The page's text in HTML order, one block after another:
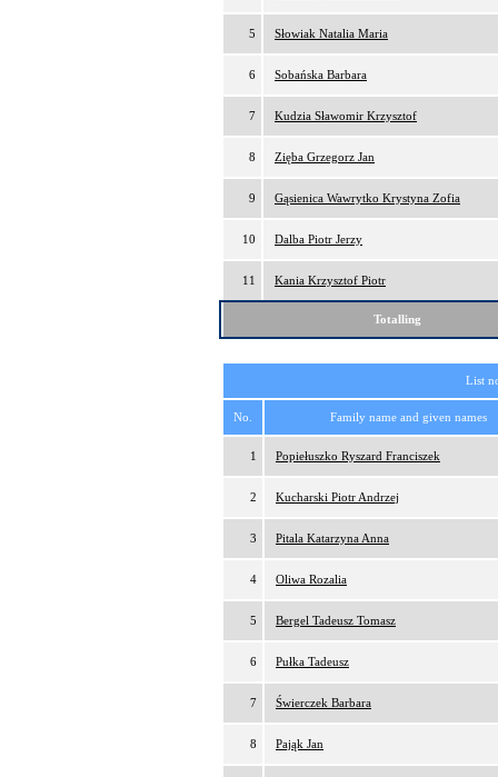
5 Słowiak Natalia Maria
6 Sobańska Barbara
7 Kudzia Sławomir Krzysztof
8 Zięba Grzegorz Jan
9 Gąsienica Wawrytko Krystyna Zofia
10 Dalba Piotr Jerzy
11 Kania Krzysztof Piotr
Totalling
List
No. Family name and given names
1 Popiełuszko Ryszard Franciszek
2 Kucharski Piotr Andrzej
3 Pitala Katarzyna Anna
4 Oliwa Rozalia
5 Bergel Tadeusz Tomasz
6 Pułka Tadeusz
7 Świerczek Barbara
8 Pająk Jan